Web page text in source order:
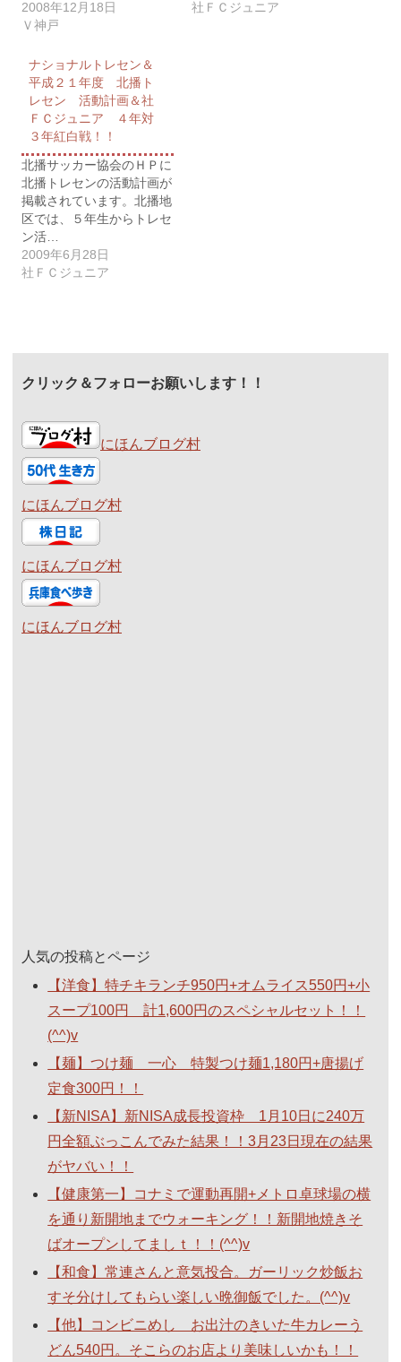
2008年12月18日
Ｖ神戸
社ＦＣジュニア
ナショナルトレセン＆
平成２１年度 北播ト
レセン 活動計画＆社
ＦＣジュニア ４年対
３年紅白戦！！
北播サッカー協会のＨＰに
北播トレセンの活動計画が
掲載されています。北播地
区では、５年生からトレセ
ン活…
2009年6月28日
社ＦＣジュニア
クリック＆フォローお願いします！！
にほんブログ村
にほんブログ村
にほんブログ村
にほんブログ村
人気の投稿とページ
【洋食】特チキランチ950円+オムライス550円+小
スープ100円 計1,600円のスペシャルセット！！
(^^)v
【麺】つけ麺 一心 特製つけ麺1,180円+唐揚げ
定食300円！！
【新NISA】新NISA成長投資枠 1月10日に240万
円全額ぶっこんでみた結果！！3月23日現在の結果
がヤバい！！
【健康第一】コナミで運動再開+メトロ卓球場の横
を通り新開地までウォーキング！！新開地焼きそ
ばオープンしてましｔ！！(^^)v
【和食】常連さんと意気投合。ガーリック炒飯お
すそ分けしてもらい楽しい晩御飯でした。(^^)v
【他】コンビニめし お出汁のきいた牛カレーう
どん540円。そこらのお店より美味しいかも！！